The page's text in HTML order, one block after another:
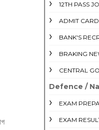
12TH PASS
ADMIT CARD
BANK'S
BRAKING
CENTRAL
Defence /
EXAM
EXAM